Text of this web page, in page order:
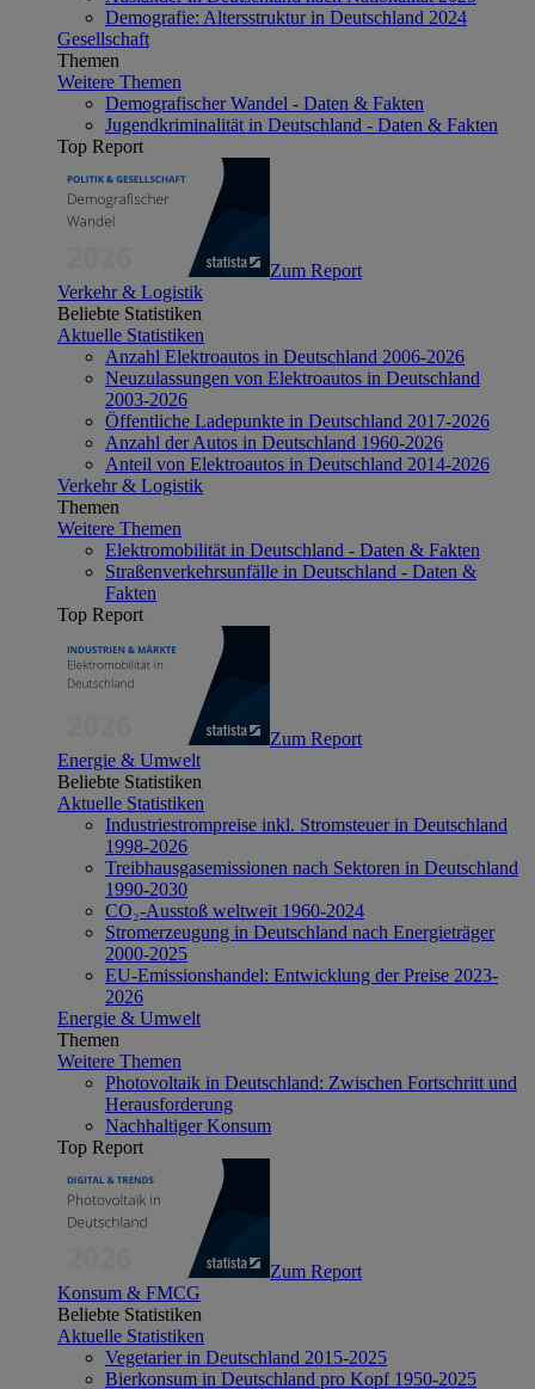
Demografie: Altersstruktur in Deutschland 2024
Gesellschaft
Themen
Weitere Themen
Demografischer Wandel - Daten & Fakten
Jugendkriminalität in Deutschland - Daten & Fakten
Top Report
Zum Report
Verkehr & Logistik
Beliebte Statistiken
Aktuelle Statistiken
Anzahl Elektroautos in Deutschland 2006-2026
Neuzulassungen von Elektroautos in Deutschland
2003-2026
Öffentliche Ladepunkte in Deutschland 2017-2026
Anzahl der Autos in Deutschland 1960-2026
Anteil von Elektroautos in Deutschland 2014-2026
Verkehr & Logistik
Themen
Weitere Themen
Elektromobilität in Deutschland - Daten & Fakten
Straßenverkehrsunfälle in Deutschland - Daten &
Fakten
Top Report
Zum Report
Energie & Umwelt
Beliebte Statistiken
Aktuelle Statistiken
Industriestrompreise inkl. Stromsteuer in Deutschland
1998-2026
Treibhausgasemissionen nach Sektoren in Deutschland
1990-2030
CO₂-Ausstoß weltweit 1960-2024
Stromerzeugung in Deutschland nach Energieträger
2000-2025
EU-Emissionshandel: Entwicklung der Preise 2023-
2026
Energie & Umwelt
Themen
Weitere Themen
Photovoltaik in Deutschland: Zwischen Fortschritt und
Herausforderung
Nachhaltiger Konsum
Top Report
Zum Report
Konsum & FMCG
Beliebte Statistiken
Aktuelle Statistiken
Vegetarier in Deutschland 2015-2025
Bierkonsum in Deutschland pro Kopf 1950-2025